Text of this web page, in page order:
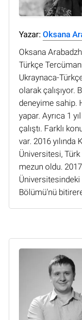
Yazar: Oksana
Oksana
Türkçe
Ukraynaca-
olarak çalışıyor.
deneyime sahip.
yapar. Ayrıca 1
çalıştı. Farklı
var. 2016
Üniversitesi,
mezun oldu.
Bölümü'nü